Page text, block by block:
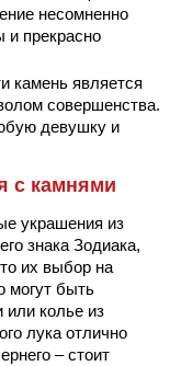
несомненно
и прекрасно
камень является
совершенства.
девушку и
с камнями
украшения из
знака Зодиака,
их выбор на
могут быть
или колье из
лука отлично
– стоит